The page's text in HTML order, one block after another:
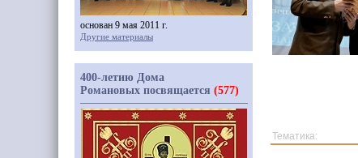
Тематика:
основан 9 мая 2011 г.
Другие материалы
400-летию Дома
Романовых посвящается (577)